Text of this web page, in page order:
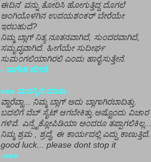
ಈದಿನ' ವನ್ನು ತೋರಿಸಿ ಹೋಗುತ್ತಿದ್ದ ದೊಗಲೆ
ಅಂಗಿಯೊಳಗಿನ ಉದಯಶಂಕರ್ ಬೇರೆಯೇ
ಇರಬಹುದೆ?
ನಿಮ್ಮ ಬ್ಲಾಗ್ ನಿತ್ಯ ನೂತನವಾಗಿದೆ, ಸುಂದರವಾಗಿದೆ,
ಸಮೃದ್ಧವಾಗಿದೆ. ಹೀಗೆಯೇ ಸುದೀರ್ಘ
ಸುಮಂಗಲಿಯಾಗಿರಲಿ ಎಂದು ಹಾರೈಸುತ್ತೇನೆ.
- ನಾಗೇಶ ಹೆಗಡೆ
vee ಮನಸ್ಸಿನ ಮಾತು .
ವ್ಹಾರೆವ್ಹಾ... ನಿಮ್ಮ ಬ್ಲಾಗ್ ಅದು ಬ್ಲಾಗಾಗಿರಬಾದಿತ್ತು.
ಬದಲಿಗೆ ವೆಬ್ ಸೈಟ್ ಆಗಬೇಕಿತ್ತು.ಅಷ್ಟೊಂದು ವಿಚಾರ
ಗಳಿವೆ. ಎನ್ಸೈಕ್ಲೋಪಿಡಿಯಾ ಅಂದರೂ ತಪ್ಪಾಗಲಿಕಿಲ್ಲ...
ನಿಮ್ಮ ಶ್ರಮ , ಶ್ರದ್ಧೆ, ಈ ಕಾರ್ಯದಲ್ಲಿ ಎದ್ದು ಕಾಣುತ್ತಿದೆ.
good luck... please dont stop it
-vee